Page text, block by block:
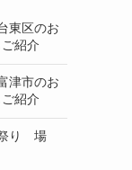
東区のお
紹介
津市のお
紹介
り 場